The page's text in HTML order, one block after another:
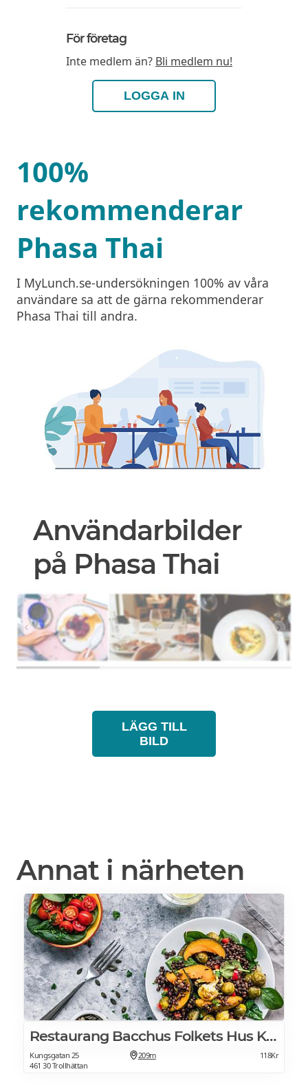
För företag
Inte medlem än? Bli medlem nu!
LOGGA IN
100%
rekommenderar
Phasa Thai
I MyLunch.se-undersökningen 100% av våra
användare sa att de gärna rekommenderar
Phasa Thai till andra.
Användarbilder
på Phasa Thai
LÄGG TILL
BILD
Annat i närheten
Restaurang Bacchus Folkets Hus Kulturhuset
Kungsgatan 25
461 30 Trollhättan
209m 118Kr